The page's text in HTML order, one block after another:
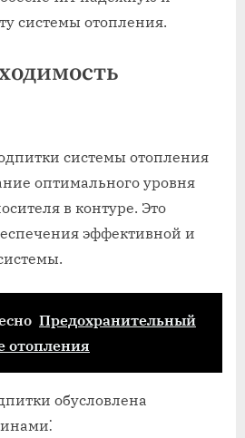
системы отопления.
системы отопления
оптимального уровня
в контуре. Это
эффективной и
Предохранительный
отопления
обусловлена